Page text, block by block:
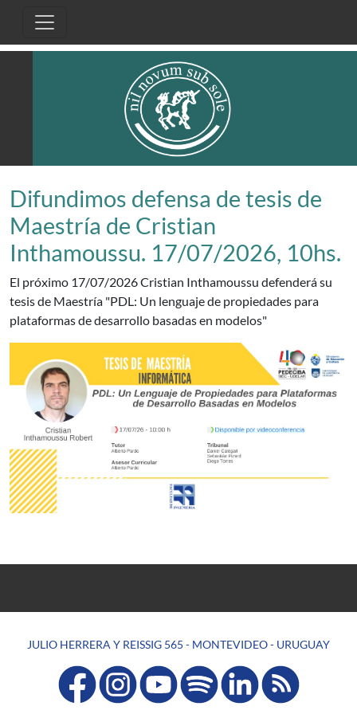
Difundimos defensa de tesis de
Maestría de Cristian
Inthamoussu. 17/07/2026, 10hs.
El próximo 17/07/2026 Cristian Inthamoussu defenderá su
tesis de Maestría "PDL: Un lenguaje de propiedades para
plataformas de desarrollo basadas en modelos"
JULIO HERRERA Y REISSIG 565 - MONTEVIDEO - URUGUAY